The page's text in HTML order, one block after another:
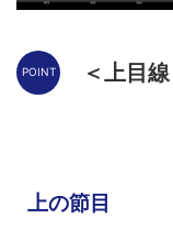
＜上目線
上の節目